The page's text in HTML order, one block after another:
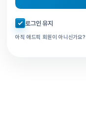
자동로그인 체크
로그인 유지
아직 애드픽 회원이 아니신가요?